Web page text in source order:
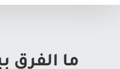
ما الفرق